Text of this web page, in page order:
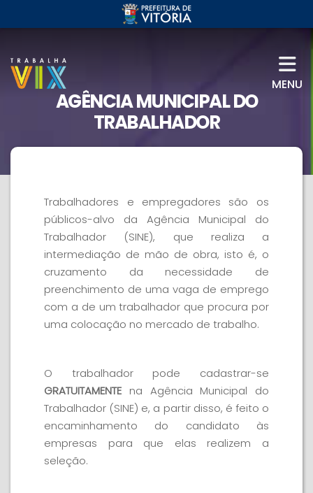
MENU
AGÊNCIA MUNICIPAL DO
TRABALHADOR
Trabalhadores e empregadores são os
públicos-alvo da Agência Municipal do
Trabalhador (SINE), que realiza a
intermediação de mão de obra, isto é, o
cruzamento da necessidade de
preenchimento de uma vaga de emprego
com a de um trabalhador que procura por
uma colocação no mercado de trabalho.
O trabalhador pode cadastrar-se
GRATUITAMENTE na Agência Municipal do
Trabalhador (SINE) e, a partir disso, é feito o
encaminhamento do candidato às
empresas para que elas realizem a
seleção.